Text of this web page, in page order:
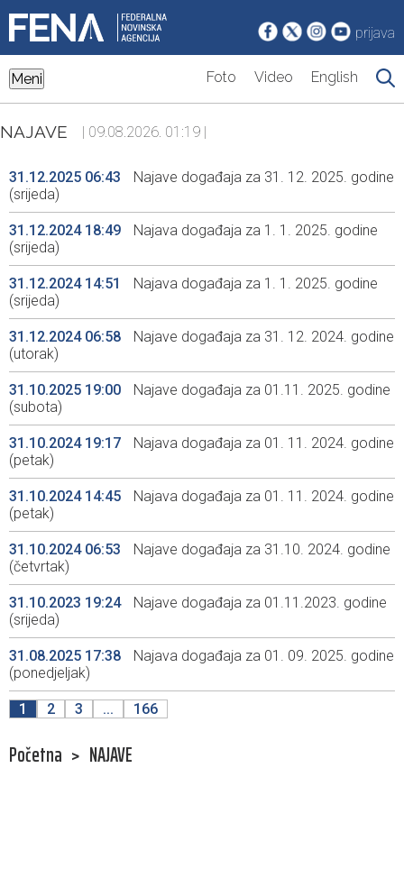
prijava
Meni Foto Video English
NAJAVE | 09.08.2026. 01:19 |
31.12.2025 06:43
Najave događaja za 31. 12. 2025. godine
(srijeda)
31.12.2024 18:49
Najava događaja za 1. 1. 2025. godine
(srijeda)
31.12.2024 14:51
Najava događaja za 1. 1. 2025. godine
(srijeda)
31.12.2024 06:58
Najave događaja za 31. 12. 2024. godine
(utorak)
31.10.2025 19:00
Najave događaja za 01.11. 2025. godine
(subota)
31.10.2024 19:17
Najava događaja za 01. 11. 2024. godine
(petak)
31.10.2024 14:45
Najava događaja za 01. 11. 2024. godine
(petak)
31.10.2024 06:53
Najave događaja za 31.10. 2024. godine
(četvrtak)
31.10.2023 19:24
Najave događaja za 01.11.2023. godine
(srijeda)
31.08.2025 17:38
Najava događaja za 01. 09. 2025. godine
(ponedjeljak)
1 2 3 ... 166
Početna > NAJAVE